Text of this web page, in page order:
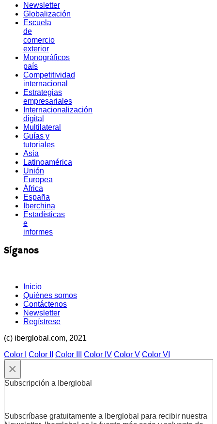
Newsletter
Globalización
Escuela
de
comercio
exterior
Monográficos
país
Competitividad
internacional
Estrategias
empresariales
Internacionalización
digital
Multilateral
Guías y
tutoriales
Asia
Latinoamérica
Unión
Europea
África
España
Iberchina
Estadísticas
e
informes
Síganos
Inicio
Quiénes somos
Contáctenos
Newsletter
Regístrese
(c) iberglobal.com, 2021
Color I
Color II Color III Color IV Color V Color VI
×
Subscripción a Iberglobal
Subscríbase gratuitamente a Iberglobal para recibir nuestra